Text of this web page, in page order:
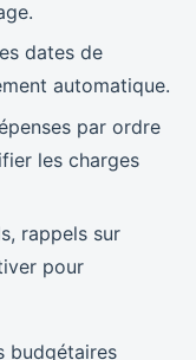
dates de
automatique.
par ordre
les charges
rappels sur
pour
budgétaires